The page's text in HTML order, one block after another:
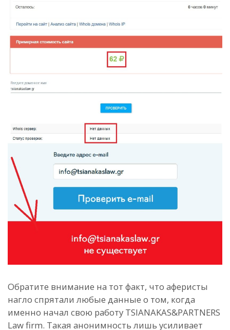
Обратите внимание на тот факт, что аферисты
нагло спрятали любые данные о том, когда
именно начал свою работу TSIANAKAS&PARTNERS
Law firm. Такая анонимность лишь усиливает